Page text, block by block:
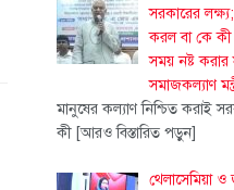
সরকারের
করল বা কে কী
সময় নষ্ট
সমাজকল্যাণ
মানুষের কল্যাণ নিশ্চিত করাই
কী [আরও বিস্তারিত পড়ুন]
থেলাসেমিয়া